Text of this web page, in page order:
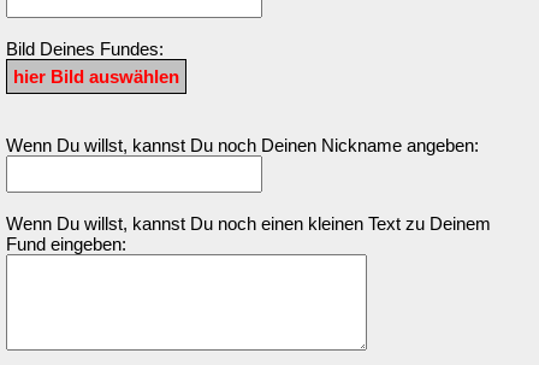
Bild Deines Fundes:
Wenn Du willst, kannst Du noch Deinen Nickname angeben:
Wenn Du willst, kannst Du noch einen kleinen Text zu Deinem
Fund eingeben: